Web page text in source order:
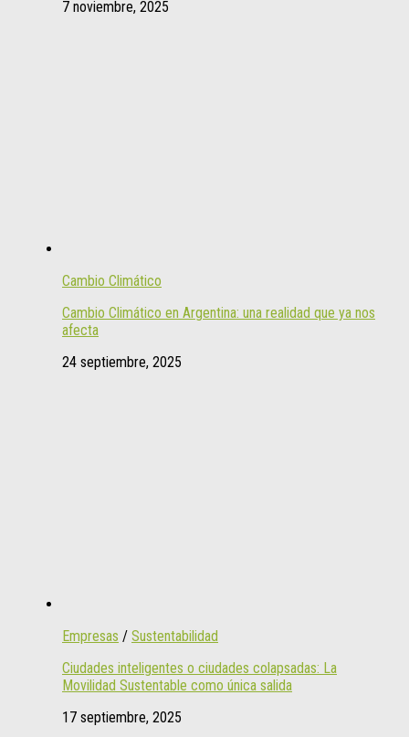
7 noviembre, 2025
Cambio Climático
Cambio Climático en Argentina: una realidad que ya nos
afecta
24 septiembre, 2025
Empresas / Sustentabilidad
Ciudades inteligentes o ciudades colapsadas: La
Movilidad Sustentable como única salida
17 septiembre, 2025